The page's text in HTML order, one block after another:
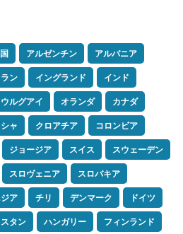
アルゼンチン
アルバニア
ン イングランド
インド
ウルグアイ オランダ
カナダ
ャ クロアチア
コロンビア
ジョージア スイス
スウェーデン
スロヴェニア
スロバキア
ア チリ デンマーク
ドイツ
タン ハンガリー フィンランド